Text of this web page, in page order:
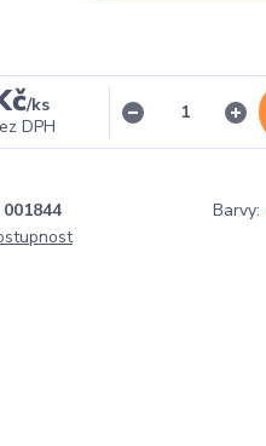
/ks
DPH
001844 Barvy: